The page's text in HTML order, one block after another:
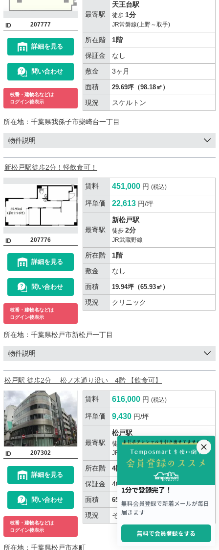
ID 207777
詳細を見る
問い合わせ
枝番・建物名などは
ログイン後表示
最寄駅
天王台駅
徒歩 1分
JR常磐線(上野～取手)
所在階
1階
保証金
なし
敷金
3ヶ月
面積
29.69坪（98.18㎡）
現況 スケルトン
所在地： 千葉県我孫子市柴崎台一丁目
物件説明
新松戸駅徒歩2分！軽飲食可！
ID 207776
詳細を見る
問い合わせ
枝番・建物名などは
ログイン後表示
賃料 451,000 円 (税込)
坪単価 22,613 円/坪
最寄駅
新松戸駅
徒歩 2分
JR武蔵野線
所在階
1階
敷金
なし
面積
19.94坪（65.93㎡）
現況 クリニック
所在地： 千葉県松戸市新松戸一丁目
物件説明
松戸駅 徒歩2分 松ノ木通り沿い 4階 【飲食可】
ID 207302
詳細を見る
問い合わせ
枝番・建物名などは
ログイン後表示
賃料 616,000 円 (税込)
坪単価 9,430 円/坪
最寄駅
松戸駅
徒歩2分
JR常磐線(上野～取手)
所在階
4階
保証金
400万円
面積
65.31坪（215.93㎡）
現況 その他
所在地： 千葉県松戸市本町